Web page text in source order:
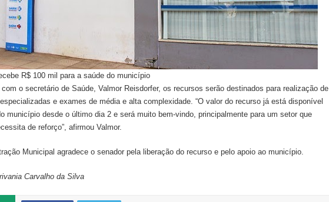
R$ 100 mil para a saúde do município
com o secretário de Saúde, Valmor Reisdorfer, os recursos serão destinados para realização de
e exames de média e alta complexidade. “O valor do recurso já está disponível
município desde o último dia 2 e será muito bem-vindo, principalmente para um setor que
de reforço”, afirmou Valmor.
Municipal agradece o senador pela liberação do recurso e pelo apoio ao município.
Carvalho da Silva